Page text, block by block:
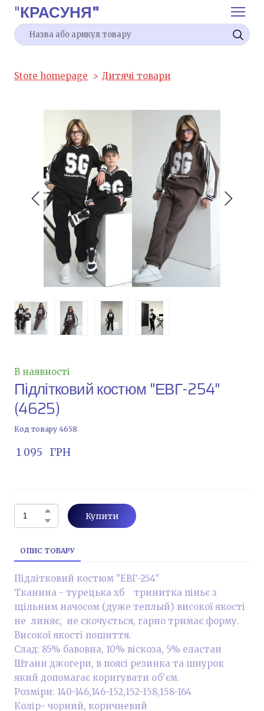
"КРАСУНЯ"
Store homepage Дитячі товари
В наявності
Підлітковий костюм "ЕВГ-254"
(4625)
Код товару 4658
1 095   ГРН
Купити
ОПИС ТОВАРУ
Підлітковий костюм "ЕВГ-254"
Тканина - турецька хб тринитка піньє з
щільним начосом (дуже теплый) високої якості
не линяє, не скочується, гарно тримає форму.
Високої якості пошиття.
Слад: 85% бавовна, 10% віскоза, 5% еластан
Штани джогери, в поясі резинка та шнурок
який допомагає коригувати об'єм.
Розміри: 140-146,146-152,152-158,158-164
Колір- чорний, коричневий